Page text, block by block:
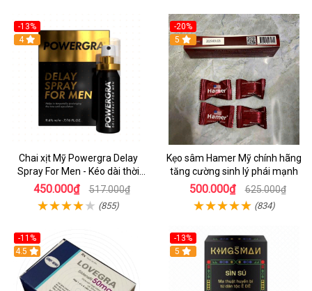
-13%
Hot
4
Chai xịt Mỹ Powergra Delay
Spray For Men - Kéo dài thời
gian - Chai 13ml
450.000₫ 517.000₫
(855)
-20%
5
Kẹo sâm Hamer Mỹ chính hãng
tăng cường sinh lý phái mạnh
500.000₫ 625.000₫
(834)
-11%
4.5
-13%
Hot
5